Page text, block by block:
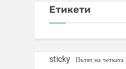
Етикети
sticky Пътят на четката